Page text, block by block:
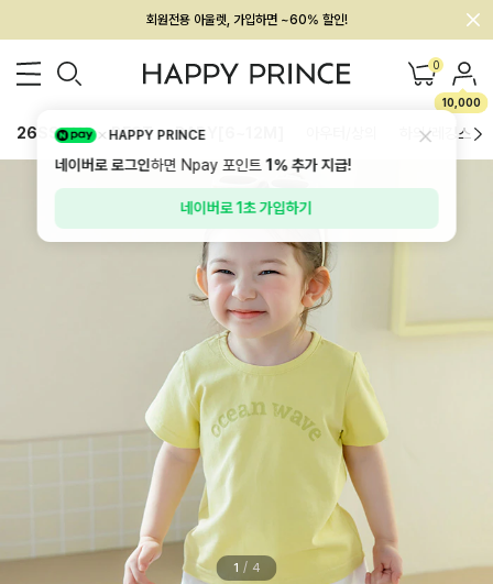
멤버십 최대 28,000원 혜택
0
10,000
26SS 신상 BEST BABY[6~12M] 하의/레깅스
1 / 4
HAPPY PRINCE
네이버로 로그인하면 Npay 포인트1%추가 지급!
네이버로 1초 가입하기